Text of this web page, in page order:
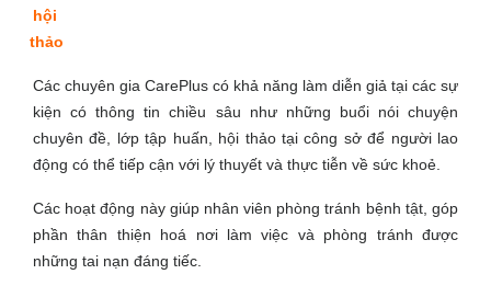
hội
thảo
Các chuyên gia CarePlus có khả năng làm diễn giả tại các sự
kiện có thông tin chiều sâu như những buổi nói chuyện
chuyên đề, lớp tập huấn, hội thảo tại công sở để người lao
động có thể tiếp cận với lý thuyết và thực tiễn về sức khoẻ.
Các hoạt động này giúp nhân viên phòng tránh bệnh tật, góp
phần thân thiện hoá nơi làm việc và phòng tránh được
những tai nạn đáng tiếc.